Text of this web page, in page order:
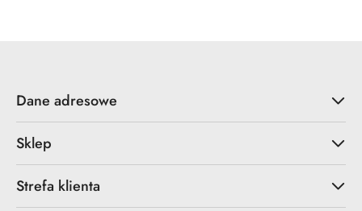
Dane adresowe
Sklep
Strefa klienta